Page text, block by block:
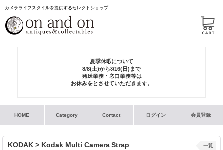
カメラライフスタイルを提供するセレクトショップ
夏季休暇について
8/8(土)から8/16(日)まで
発送業務・窓口業務等は
お休みをとさせていただきます。
HOME Category Contact ログイン 会員登録
KODAK > Kodak Multi Camera Strap 一覧